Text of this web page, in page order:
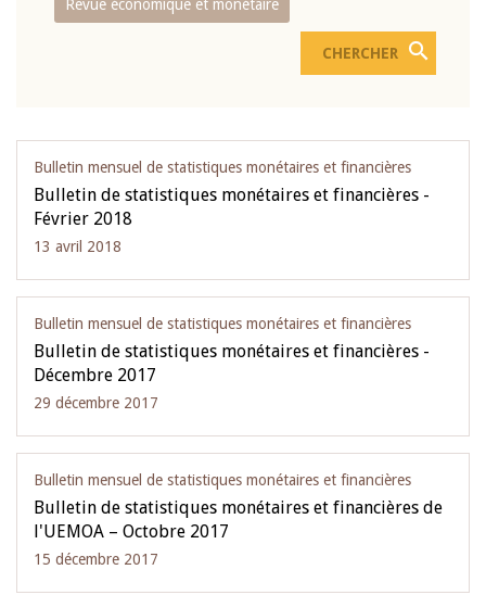
Revue économique et monétaire
Bulletin mensuel de statistiques monétaires et financières
Bulletin de statistiques monétaires et financières -
Février 2018
13 avril 2018
Bulletin mensuel de statistiques monétaires et financières
Bulletin de statistiques monétaires et financières -
Décembre 2017
29 décembre 2017
Bulletin mensuel de statistiques monétaires et financières
Bulletin de statistiques monétaires et financières de
l'UEMOA – Octobre 2017
15 décembre 2017